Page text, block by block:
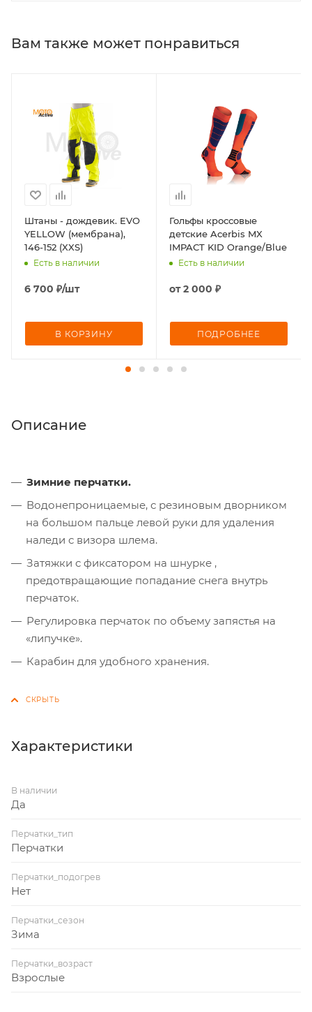
Вам также может понравиться
Штаны - дождевик. EVO
YELLOW (мембрана),
146-152 (XXS)
Есть в наличии
6 700 ₽/шт
В КОРЗИНУ
Гольфы кроссовые
детские Acerbis MX
IMPACT KID Orange/Blue
Есть в наличии
от2 000 ₽
ПОДРОБНЕЕ
Описание
Зимние перчатки.
Водонепроницаемые, с резиновым дворником
на большом пальце левой руки для удаления
наледи с визора шлема.
Затяжки с фиксатором на шнурке ,
предотвращающие попадание снега внутрь
перчаток.
Регулировка перчаток по объему запястья на
«липучке».
Карабин для удобного хранения.
Характеристики
В наличии
Да
Перчатки_тип
Перчатки
Перчатки_подогрев
Нет
Перчатки_сезон
Зима
Перчатки_возраст
Взрослые